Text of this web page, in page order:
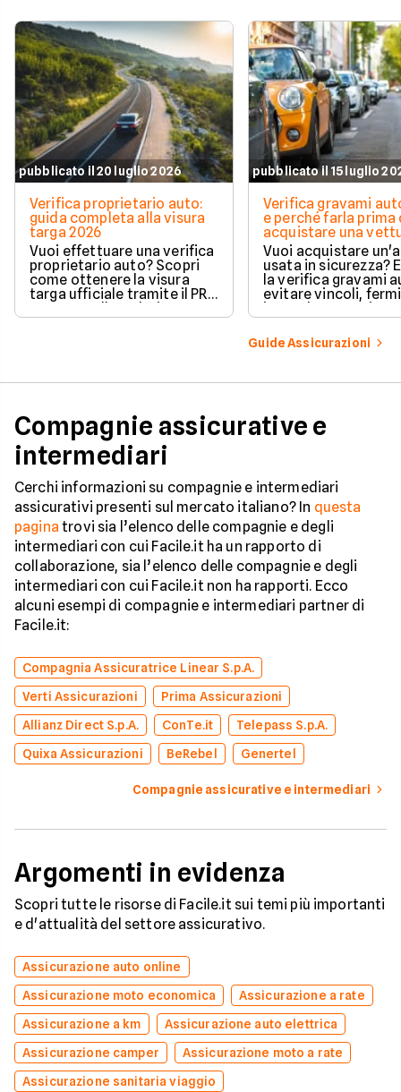
pubblicato il 20 luglio 2026
Verifica proprietario auto:
guida completa alla visura
targa 2026
Vuoi effettuare una verifica
proprietario auto? Scopri
come ottenere la visura
targa ufficiale tramite il PRA
per controllare dati e
vincoli in totale sicurezza.
pubblicato il 15 luglio
Verifica gravami
e perché farla prima
acquistare una
Vuoi acquistare
usata in sicurezza?
la verifica gravami
evitare vincoli,
ipoteche. Scopri
tutelare il tuo
Guide Assicurazioni
Compagnie assicurative e
intermediari
Cerchi informazioni su compagnie e intermediari
assicurativi presenti sul mercato italiano? In questa
pagina trovi sia l’elenco delle compagnie e degli
intermediari con cui Facile.it ha un rapporto di
collaborazione, sia l’elenco delle compagnie e degli
intermediari con cui Facile.it non ha rapporti. Ecco
alcuni esempi di compagnie e intermediari partner di
Facile.it:
Compagnia Assicuratrice Linear S.p.A.
Verti Assicurazioni
Prima Assicurazioni
Allianz Direct S.p.A.
ConTe.it
Telepass S.p.A.
Quixa Assicurazioni
BeRebel Genertel
Compagnie assicurative e intermediari
Argomenti in evidenza
Scopri tutte le risorse di Facile.it sui temi più importanti
e d'attualità del settore assicurativo.
Assicurazione auto online
Assicurazione moto economica
Assicurazione a rate
Assicurazione a km
Assicurazione auto elettrica
Assicurazione camper
Assicurazione moto a rate
Assicurazione sanitaria viaggio